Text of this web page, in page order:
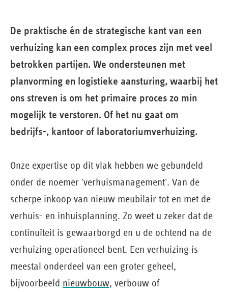
De praktische én de strategische kant van een
verhuizing kan een complex proces zijn met veel
betrokken partijen. We ondersteunen met
planvorming en logistieke aansturing, waarbij het
ons streven is om het primaire proces zo min
mogelijk te verstoren. Of het nu gaat om
bedrijfs-, kantoor of laboratoriumverhuizing.
Onze expertise op dit vlak hebben we gebundeld
onder de noemer 'verhuismanagement'. Van de
scherpe inkoop van nieuw meubilair tot en met de
verhuis- en inhuisplanning. Zo weet u zeker dat de
continuïteit is gewaarborgd en u de ochtend na de
verhuizing operationeel bent. Een verhuizing is
meestal onderdeel van een groter geheel,
bijvoorbeeld nieuwbouw, verbouw of